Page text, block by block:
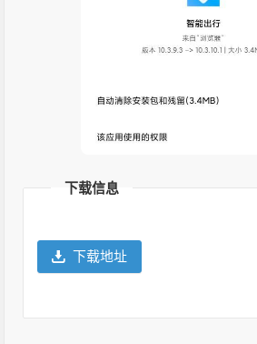
下载信息
下载地址